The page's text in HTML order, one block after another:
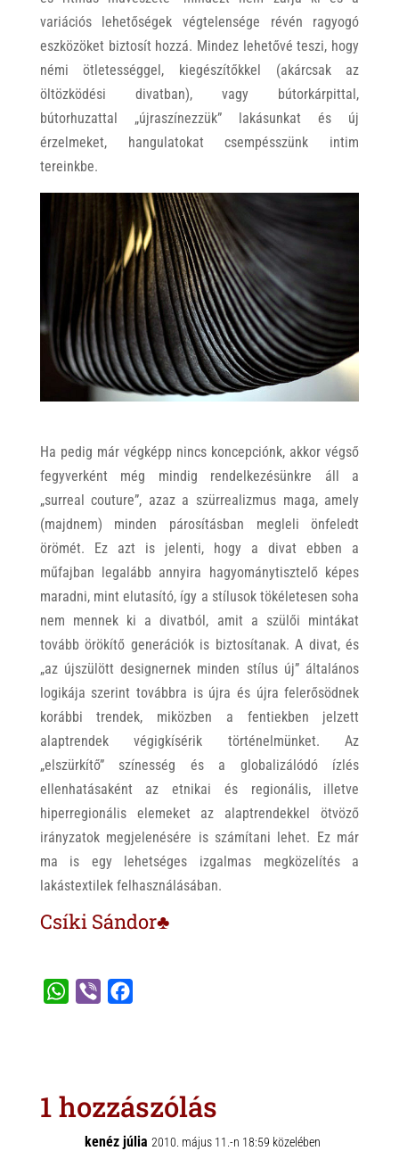
variációs lehetőségek végtelensége révén ragyogó
eszközöket biztosít hozzá. Mindez lehetővé teszi, hogy
némi ötletességgel, kiegészítőkkel (akárcsak az
öltözködési divatban), vagy bútorkárpittal,
bútorhuzattal „újraszínezzük” lakásunkat és új
érzelmeket, hangulatokat csempésszünk intim
tereinkbe.
Ha pedig már végképp nincs koncepciónk, akkor végső
fegyverként még mindig rendelkezésünkre áll a
„surreal couture”, azaz a szürrealizmus maga, amely
(majdnem) minden párosításban megleli önfeledt
örömét. Ez azt is jelenti, hogy a divat ebben a
műfajban legalább annyira hagyománytisztelő képes
maradni, mint elutasító, így a stílusok tökéletesen soha
nem mennek ki a divatból, amit a szülői mintákat
tovább örökítő generációk is biztosítanak. A divat, és
„az újszülött designernek minden stílus új” általános
logikája szerint továbbra is újra és újra felerősödnek
korábbi trendek, miközben a fentiekben jelzett
alaptrendek végigkísérik történelmünket. Az
„elszürkítő” színesség és a globalizálódó ízlés
ellenhatásaként az etnikai és regionális, illetve
hiperregionális elemeket az alaptrendekkel ötvöző
irányzatok megjelenésére is számítani lehet. Ez már
ma is egy lehetséges izgalmas megközelítés a
lakástextilek felhasználásában.
Csíki Sándor♣
A
o
o
1 hozzászólás
kenéz júlia 2010. május 11.-n 18:59 közelében